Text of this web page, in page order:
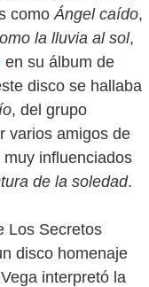
comoÁngel caído,
la lluvia al sol,
en su álbum de
disco se hallaba
, del grupo
varios amigos de
influenciados
de la soledad.
Los Secretos
disco homenaje
interpretó la